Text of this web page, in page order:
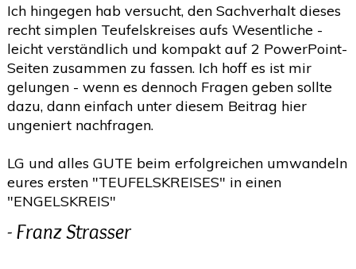
Ich hingegen hab versucht, den Sachverhalt dieses
recht simplen Teufelskreises aufs Wesentliche -
leicht verständlich und kompakt auf 2 PowerPoint-
Seiten zusammen zu fassen. Ich hoff es ist mir
gelungen - wenn es dennoch Fragen geben sollte
dazu, dann einfach unter diesem Beitrag hier
ungeniert nachfragen.
LG und alles GUTE beim erfolgreichen umwandeln
eures ersten "TEUFELSKREISES" in einen
"ENGELSKREIS"
- Franz Strasser